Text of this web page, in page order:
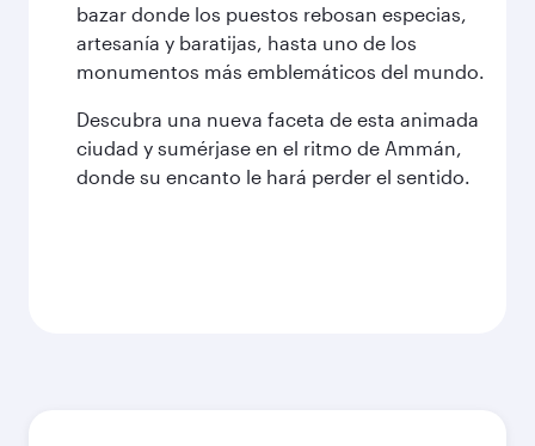
bazar donde los puestos rebosan especias,
artesanía y baratijas, hasta uno de los
monumentos más emblemáticos del mundo.
Descubra una nueva faceta de esta animada
ciudad y sumérjase en el ritmo de Ammán,
donde su encanto le hará perder el sentido.